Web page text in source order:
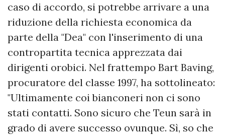
caso di accordo, si potrebbe arrivare a una
riduzione della richiesta economica da
parte della "Dea" con l'inserimento di una
contropartita tecnica apprezzata dai
dirigenti orobici. Nel frattempo Bart Baving,
procuratore del classe 1997, ha sottolineato:
"Ultimamente coi bianconeri non ci sono
stati contatti. Sono sicuro che Teun sarà in
grado di avere successo ovunque. Sì, so che